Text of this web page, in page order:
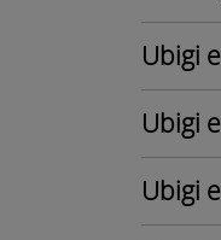
Ubigi
Ubigi
Ubigi